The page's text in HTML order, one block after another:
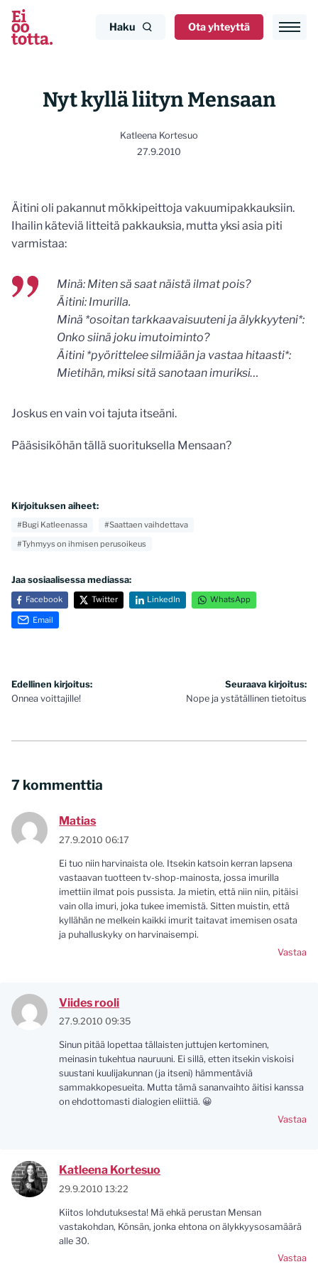
Siirry
sisältöön
Haku Ota yhteyttä
Nyt kyllä liityn Mensaan
Katleena Kortesuo
27.9.2010
Äitini oli pakannut mökkipeittoja vakuumipakkauksiin.
Ihailin käteviä litteitä pakkauksia, mutta yksi asia piti
varmistaa:
Minä: Miten sä saat näistä ilmat pois?
Äitini: Imurilla.
Minä *osoitan tarkkaavaisuuteni ja älykkyyteni*:
Onko siinä joku imutoiminto?
Äitini *pyörittelee silmiään ja vastaa hitaasti*:
Mietihän, miksi sitä sanotaan imuriksi…
Joskus en vain voi tajuta itseäni.
Pääsisiköhän tällä suorituksella Mensaan?
Kirjoituksen aiheet:
#Bugi Katleenassa
#Saattaen vaihdettava
#Tyhmyys on ihmisen perusoikeus
Jaa sosiaalisessa mediassa:
Facebook Twitter LinkedIn WhatsApp
Email
Artikkelien
selaus
Edellinen kirjoitus:
Onnea voittajille!
Seuraava kirjoitus:
Nope ja ystätällinen tietoitus
7 kommenttia
Matias
27.9.2010 06:17
Ei tuo niin harvinaista ole. Itsekin katsoin kerran lapsena
vastaavan tuotteen tv-shop-mainosta, jossa imurilla
imettiin ilmat pois pussista. Ja mietin, että niin niin, pitäisi
vain olla imuri, joka tukee imemistä. Sitten muistin, että
kyllähän ne melkein kaikki imurit taitavat imemisen osata
ja puhalluskyky on harvinaisempi.
Vastaa
Viides rooli
27.9.2010 09:35
Sinun pitää lopettaa tällaisten juttujen kertominen,
meinasin tukehtua nauruuni. Ei sillä, etten itsekin viskoisi
suustani kuulijakunnan (ja itseni) hämmentäviä
sammakkopesueita. Mutta tämä sananvaihto äitisi kanssa
on ehdottomasti dialogien eliittiä. 😀
Vastaa
Katleena Kortesuo
29.9.2010 13:22
Kiitos lohdutuksesta! Mä ehkä perustan Mensan
vastakohdan, Könsän, jonka ehtona on älykkyysosamäärä
alle 30.
Vastaa